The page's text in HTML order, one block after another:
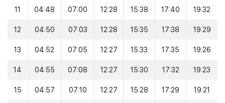
11 04:48 07:00 12:28 15:38 17:40 19:32
12 04:50 07:03 12:28 15:35 17:38 19:29
13 04:52 07:05 12:27 15:33 17:35 19:26
14 04:55 07:08 12:27 15:30 17:32 19:23
15 04:57 07:10 12:27 15:28 17:29 19:21